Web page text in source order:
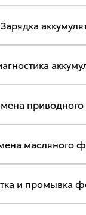
Зарядка
масляного
и промывка